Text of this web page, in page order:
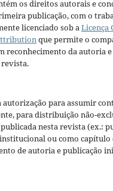
os direitos autorais e
publicação, com o
licenciado sob aLicença
que permite o
reconhecimento da autoria
autorização para assumir
para distribuição não-
nesta revista (ex.:
ou como capítulo
de autoria e publicação